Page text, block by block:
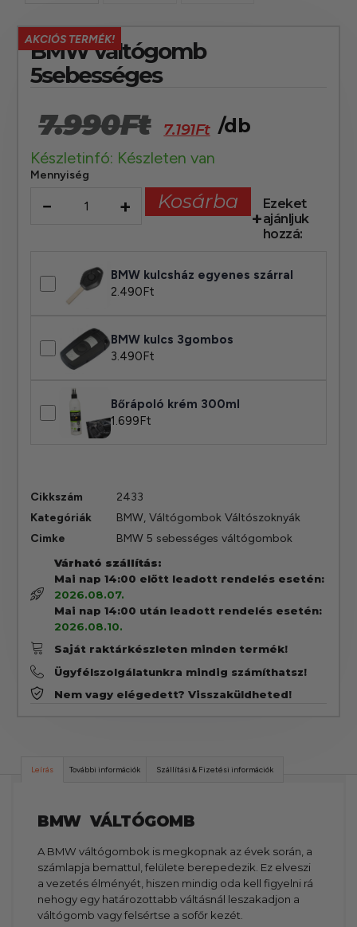
AKCIÓS TERMÉK!
BMW váltógomb
5sebességes
7.990Ft 7.191Ft /db
Készletinfó: Készleten van
Mennyiség
− + Kosárba
Ezeket
ajánljuk
hozzá:
BMW kulcsház egyenes szárral
2.490Ft
BMW kulcs 3gombos
3.490Ft
Bőrápoló krém 300ml
1.699Ft
Cikkszám
2433
Kategóriák
BMW,Váltógombok Váltószoknyák
Cimke
BMW 5 sebességes váltógombok
Várható szállítás:
Mai nap 14:00 előtt leadott rendelés esetén:
2026.08.07.
Mai nap 14:00 után leadott rendelés esetén:
2026.08.10.
Saját raktárkészleten minden termék!
Ügyfélszolgálatunkra mindig számíthatsz!
Nem vagy elégedett? Visszaküldheted!
Leírás További információk Szállítási & Fizetési információk
BMW VÁLTÓGOMB
A BMW váltógombok is megkopnak az évek során, a
számlapja bemattul, felülete berepedezik. Ez elveszi
a vezetés élményét, hiszen mindig oda kell figyelni rá
nehogy egy határozottabb váltásnál leszakadjon a
váltógomb vagy felsértse a sofőr kezét.